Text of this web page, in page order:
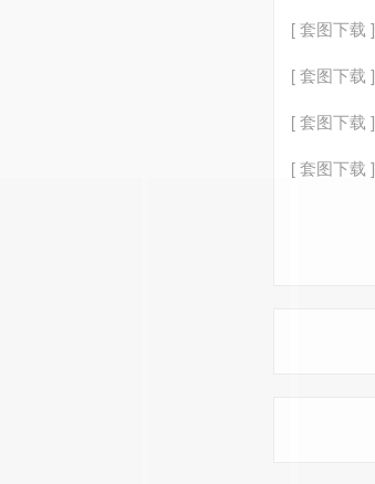
[ 套图下载 ]
[ 套图下载 ]
[ 套图下载 ]
[ 套图下载 ]